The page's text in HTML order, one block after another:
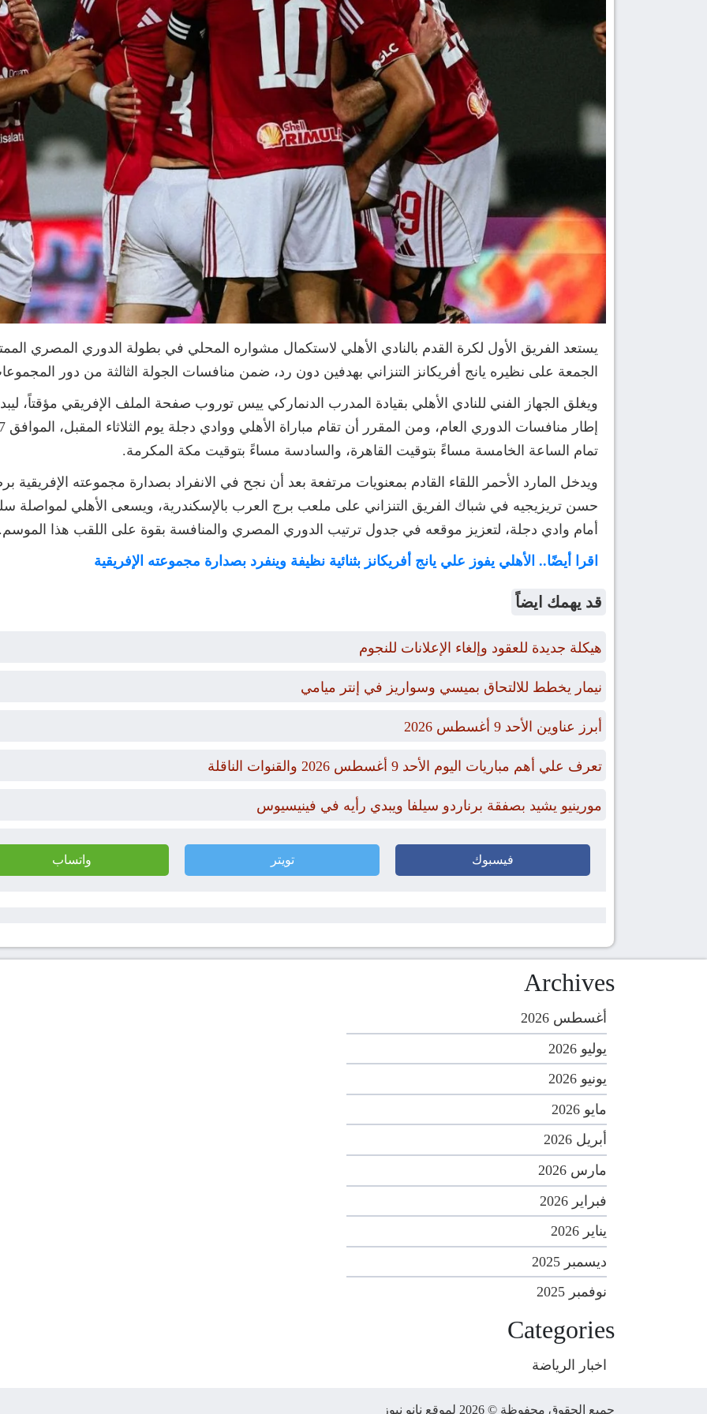
يستعد الفريق الأول لكرة القدم بالنادي الأهلي لاستكمال مشواره المحلي في بطولة الدوري المصري
الجمعة على نظيره يانج أفريكانز التنزاني بهدفين دون رد، ضمن منافسات الجولة الثالثة من دور
ويغلق الجهاز الفني للنادي الأهلي بقيادة المدرب الدنماركي ييس توروب صفحة الملف الإفريقي مؤقتاً،
تمام الساعة الخامسة مساءً بتوقيت القاهرة، والسادسة مساءً بتوقيت مكة المكرمة.
حسن تريزيجيه في شباك الفريق التنزاني على ملعب برج العرب بالإسكندرية، ويسعى الأهلي لمواصلة
أمام وادي دجلة، لتعزيز موقعه في جدول ترتيب الدوري المصري والمنافسة بقوة على اللقب هذا الموسم.
اقرا أيضًا.. الأهلي يفوز علي يانج أفريكانز بثنائية نظيفة وينفرد بصدارة مجموعته الإفريقية
قد يهمك ايضاً
هيكلة جديدة للعقود وإلغاء الإعلانات للنجوم
نيمار يخطط للالتحاق بميسي وسواريز في إنتر ميامي
أبرز عناوين الأحد 9 أغسطس 2026
تعرف علي أهم مباريات اليوم الأحد 9 أغسطس 2026 والقنوات الناقلة
مورينيو يشيد بصفقة برناردو سيلفا ويبدي رأيه في فينيسيوس
فيسبوك تويتر واتساب
Archives
أغسطس 2026
يوليو 2026
يونيو 2026
مايو 2026
أبريل 2026
مارس 2026
فبراير 2026
يناير 2026
ديسمبر 2025
نوفمبر 2025
Categories
اخبار الرياضة
جميع الحقوق محفوظة © 2026 لموقع نانو نيوز